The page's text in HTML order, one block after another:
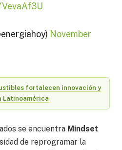
November
fortalecen innovación y
Latinoamérica
se encuentra Mindset
de reprogramar la